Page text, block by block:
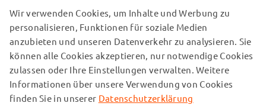
UNSERE VERSANDPARTNER
© subtel.at 2026
Alle Preise verstehen sich inklusive Mehrwertsteuer und
zuzüglich Versandkosten. Bitte beachten Sie, dass alle
Wir verwenden Cookies, um Inhalte und Werbung zu
personalisieren, Funktionen für soziale Medien
anzubieten und unseren Datenverkehr zu analysieren. Sie
können alle Cookies akzeptieren, nur notwendige Cookies
zulassen oder Ihre Einstellungen verwalten. Weitere
Informationen über unsere Verwendung von Cookies
finden Sie in unserer Datenschutzerklärung